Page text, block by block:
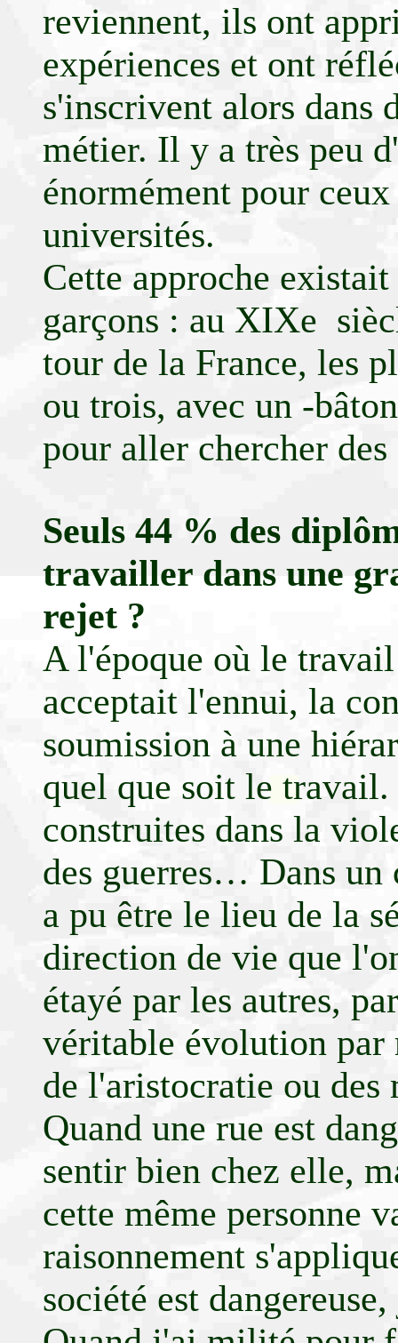
reviennent, ils ont
expériences et ont
s'inscrivent alors dans
métier. Il y a très peu
énormément pour
universités.
Cette approche
garçons : au XIXe
tour de la France, les
ou trois, avec un -
pour aller chercher des
Seuls 44 % des
travailler dans une
rejet ?
A l'époque où le
acceptait l'ennui, la
soumission à une
quel que soit le travail.
construites dans la
des guerres… Dans un
a pu être le lieu de la
direction de vie que
étayé par les autres,
véritable évolution par
de l'aristocratie ou des
Quand une rue est
sentir bien chez elle,
cette même personne
raisonnement
société est